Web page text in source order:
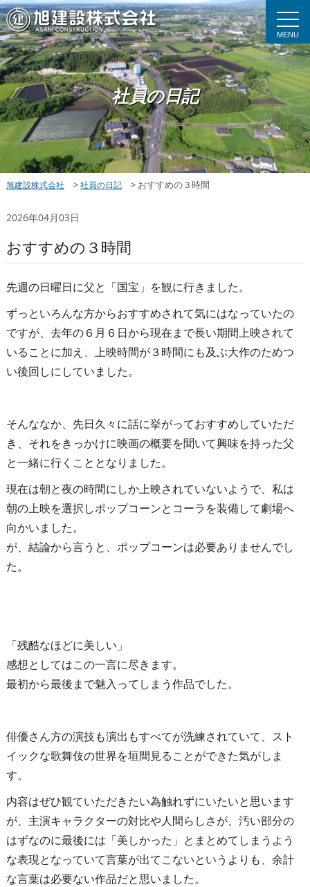
MENU
社員の日記
旭建設株式会社 > 社員の日記 > おすすめの３時間
2026年04月03日
おすすめの３時間
先週の日曜日に父と「国宝」を観に行きました。
ずっといろんな方からおすすめされて気にはなっていたの
ですが、去年の６月６日から現在まで長い期間上映されて
いることに加え、上映時間が３時間にも及ぶ大作のためつ
い後回しにしていました。
そんななか、先日久々に話に挙がっておすすめしていただ
き、それをきっかけに映画の概要を聞いて興味を持った父
と一緒に行くこととなりました。
現在は朝と夜の時間にしか上映されていないようで、私は
朝の上映を選択しポップコーンとコーラを装備して劇場へ
向かいました。
が、結論から言うと、ポップコーンは必要ありませんでし
た。
「残酷なほどに美しい」
感想としてはこの一言に尽きます。
最初から最後まで魅入ってしまう作品でした。
俳優さん方の演技も演出もすべてが洗練されていて、スト
イックな歌舞伎の世界を垣間見ることができた気がしま
す。
内容はぜひ観ていただきたい為触れずにいたいと思います
が、主演キャラクターの対比や人間らしさが、汚い部分の
はずなのに最後には「美しかった」とまとめてしまうよう
な表現となっていて言葉が出てこないというよりも、余計
な言葉は必要ない作品だと思いました。